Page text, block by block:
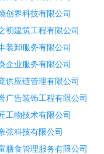
创界科技有限公司
初建筑工程有限公司
装卸服务有限公司
企业服务有限公司
供应链管理有限公司
广告装饰工程有限公司
工物技术有限公司
弦科技有限公司
膳食管理服务有限公司